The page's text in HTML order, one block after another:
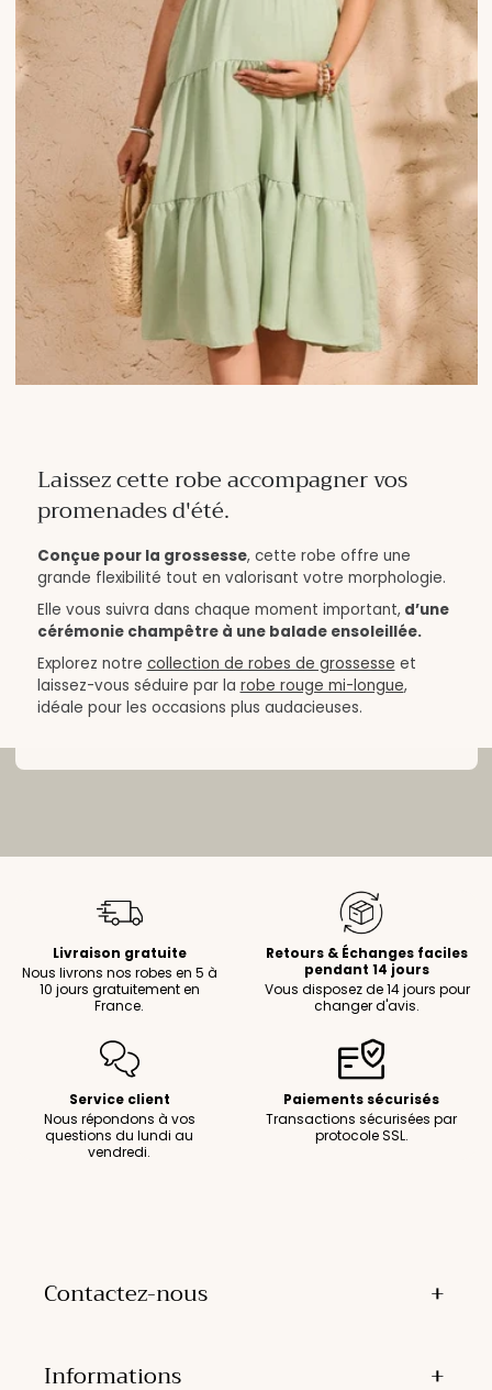
Laissez cette robe accompagner vos
promenades d'été.
Conçue pour la grossesse, cette robe offre une
grande flexibilité tout en valorisant votre morphologie.
Elle vous suivra dans chaque moment important,d’une
cérémonie champêtre à une balade ensoleillée.
Explorez notre collection de robes de grossesse et
laissez-vous séduire par la robe rouge mi-longue,
idéale pour les occasions plus audacieuses.
Livraison gratuite
Nous livrons nos robes en 5 à
10 jours gratuitement en
France.
Retours & Échanges faciles
pendant 14 jours
Vous disposez de 14 jours pour
changer d'avis.
Service client
Nous répondons à vos
questions du lundi au
vendredi.
Paiements sécurisés
Transactions sécurisées par
protocole SSL.
Contactez-nous
Informations